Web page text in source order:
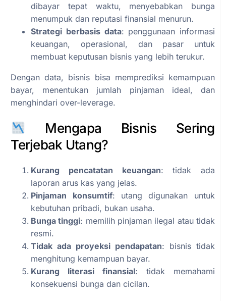
dibayar tepat waktu, menyebabkan bunga
menumpuk dan reputasi finansial menurun.
Strategi berbasis data: penggunaan informasi
keuangan, operasional, dan pasar untuk
membuat keputusan bisnis yang lebih terukur.
Dengan data, bisnis bisa memprediksi kemampuan
bayar, menentukan jumlah pinjaman ideal, dan
menghindari over-leverage.
Mengapa Bisnis Sering
Terjebak Utang?
Kurang pencatatan keuangan: tidak ada
laporan arus kas yang jelas.
Pinjaman konsumtif: utang digunakan untuk
kebutuhan pribadi, bukan usaha.
Bunga tinggi: memilih pinjaman ilegal atau tidak
resmi.
Tidak ada proyeksi pendapatan: bisnis tidak
menghitung kemampuan bayar.
Kurang literasi finansial: tidak memahami
konsekuensi bunga dan cicilan.